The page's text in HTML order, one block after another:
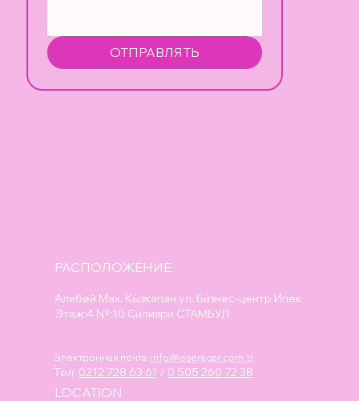
РАСПОЛОЖЕНИЕ
Алибей Мах. Кызкапан ул. Бизнес-центр Ипек
Этаж:4 №:10 Силиври СТАМБУЛ
Электронная почта: info@eseragar.com.tr
Тел: 0212 728 63 61 / 0 505 260 72 38
LOCATION
ОТПРАВЛЯТЬ